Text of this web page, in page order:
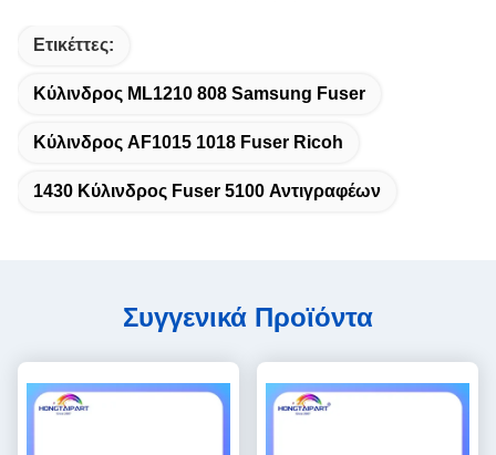
Ετικέττες:
Κύλινδρος ML1210 808 Samsung Fuser
Κύλινδρος AF1015 1018 Fuser Ricoh
1430 Κύλινδρος Fuser 5100 Αντιγραφέων
Συγγενικά Προϊόντα